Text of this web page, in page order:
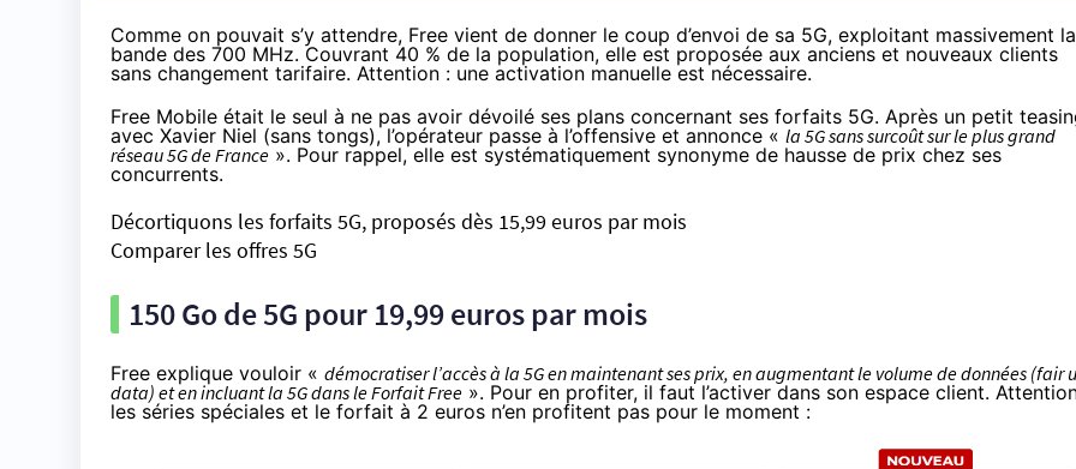
Comme on pouvait s’y attendre, Free vient de donner le coup d’envoi de sa 5G, exploitant massivement la
bande des 700 MHz. Couvrant 40 % de la population, elle est proposée aux anciens et nouveaux clients
sans changement tarifaire. Attention : une activation manuelle est nécessaire.
Free Mobile était le seul à ne pas avoir dévoilé ses plans concernant ses forfaits 5G. Après un petit
avec Xavier Niel (sans tongs), l’opérateur passe à l’offensive et annonce « la 5G sans surcoût sur le plus grand
réseau 5G de France ». Pour rappel, elle est systématiquement synonyme de hausse de prix chez ses
concurrents.
Décortiquons les forfaits 5G, proposés dès 15,99 euros par mois
Comparer les offres 5G
150 Go de 5G pour 19,99 euros par mois
Free explique vouloir « démocratiser l’accès à la 5G en maintenant ses prix, en augmentant le volume de données (fair
data) et en incluant la 5G dans le Forfait Free ». Pour en profiter, il faut l’activer dans son espace client.
les séries spéciales et le forfait à 2 euros n’en profitent pas pour le moment :